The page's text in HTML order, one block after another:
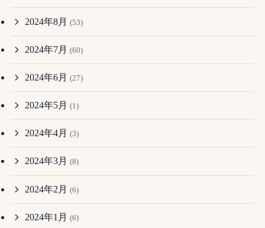
2024年8月 (53)
2024年7月 (60)
2024年6月 (27)
2024年5月 (1)
2024年4月 (3)
2024年3月 (8)
2024年2月 (6)
2024年1月 (6)